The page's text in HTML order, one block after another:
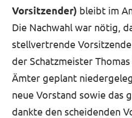
Vorsitzender) bleibt im
Die Nachwahl war nötig,
stellvertrende
der Schatzmeister
Ämter geplant
neue Vorstand sowie das
dankte den scheidenden